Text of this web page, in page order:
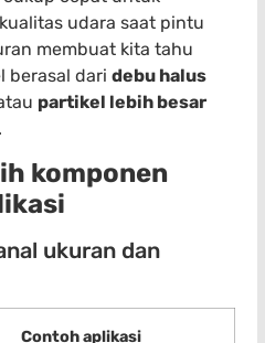
udara saat pintu
membuat kita tahu
berasal dari debu halus
partikel lebih besar
komponen
ukuran dan
Contoh aplikasi